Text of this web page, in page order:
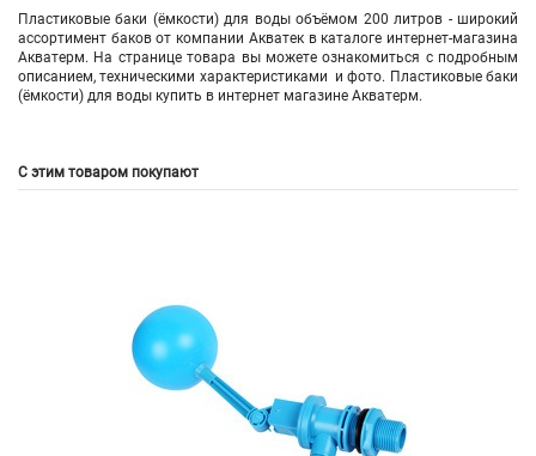
Пластиковые баки (ёмкости) для воды объёмом 200 литров - широкий
ассортимент баковот компании Акватекв каталоге интернет-магазина
Акватерм. На странице товара вы можете ознакомиться с подробным
описанием, техническими характеристиками и фото. Пластиковые баки
(ёмкости) для воды купить в интернет магазине Акватерм.
С этим товаром покупают